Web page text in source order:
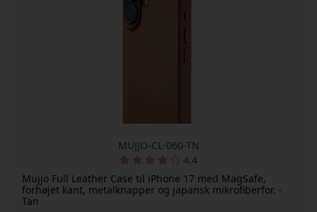
MUJJO-CL-060-TN
4.4
Mujjo Full Leather Case til iPhone 17 med MagSafe,
forhøjet kant, metalknapper og japansk mikrofiberfor. -
Tan